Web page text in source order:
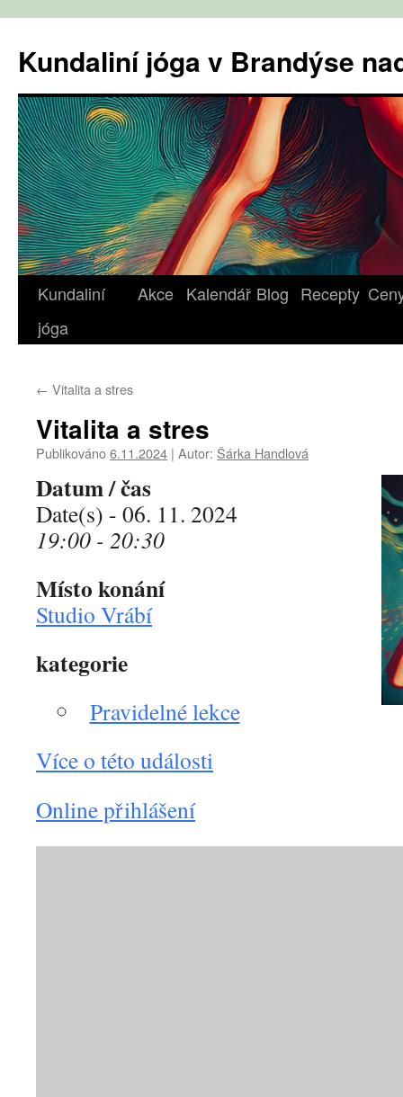
obsahu
webu
Kundaliní jóga v Brandýse
Kundaliní
jóga
Akce Kalendář Blog Recepty
← Vitalita a stres
Vitalita a stres
Publikováno6.11.2024 | Autor: Šárka Handlová
Datum / čas
Date(s) - 06. 11. 2024
19:00 - 20:30
Místo konání
Studio Vrábí
kategorie
Pravidelné lekce
Více o této události
Online přihlášení